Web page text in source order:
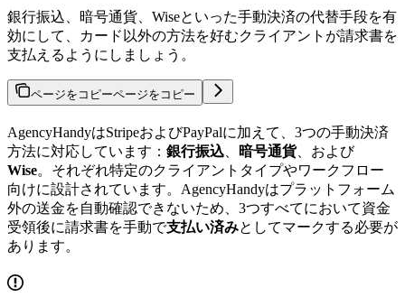
銀行振込、暗号通貨、Wiseといった手動決済の代替手段を有
効にして、カード以外の方法を好むクライアントが請求書を
支払えるようにしましょう。
ページをコピーページをコピー
AgencyHandyはStripeおよびPayPalに加えて、3つの手動決済
方法に対応しています： 銀行振込 暗号通貨、および
Wise。それぞれ特定のクライアントタイプやワークフロー
向けに設計されています。AgencyHandyはプラットフォーム
外の送金を自動確認できないため、3つすべてにおいて資金
受領後に請求書を手動で支払い済みとしてマークする必要が
あります。